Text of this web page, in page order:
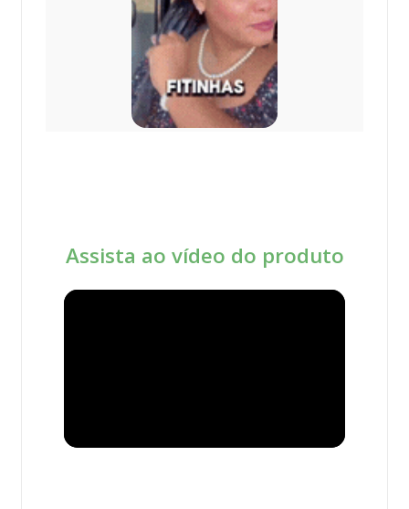
Assista ao vídeo do produto